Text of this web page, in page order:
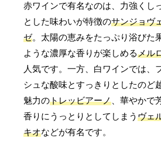
赤ワインで有名なのは、力強くし
とした味わいが特徴のサンジョヴ
ゼ。太陽の恵みをたっぷり浴びた
ような濃厚な香りが楽しめるメル
人気です。一方、白ワインでは、
シュな酸味とすっきりとしたのど
魅力のトレッビアーノ 、華やかで
香りにうっとりとしてしまうヴェ
キオなどが有名です。